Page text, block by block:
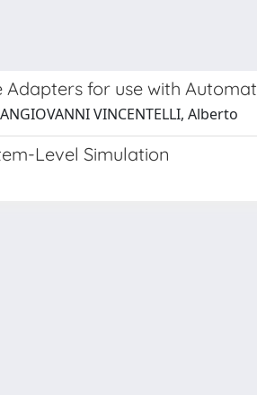
for use with
VINCENTELLI, Alberto
Level Simulation